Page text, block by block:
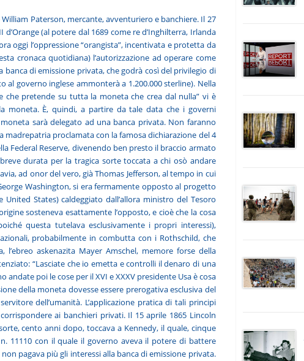
Paterson, mercante, avventuriero e banchiere. Il 27
(al potere dal 1689 come re d’Inghilterra, Irlanda
oggi l’oppressione “orangista”, incentivata e protetta da
cronaca quotidiana) l’autorizzazione ad operare come
banca di emissione privata, che godrà così del privilegio di
governo inglese ammonterà a 1.200.000 sterline). Nella
che pretende su tutta la moneta che crea dal nulla” vi è
moneta. È, quindi, a partire da tale data che i governi
sarà delegato ad una banca privata. Non faranno
madrepatria proclamata con la famosa dichiarazione del 4
Federal Reserve, divenendo ben presto il braccio armato
durata per la tragica sorte toccata a chi osò andare
ad onor del vero, già Thomas Jefferson, al tempo in cui
Washington, si era fermamente opposto al progetto
States) caldeggiato dall’allora ministro del Tesoro
sosteneva esattamente l’opposto, e cioè che la cosa
questa tutelava esclusivamente i propri interessi),
probabilmente in combutta con i Rothschild, che
askenazita Mayer Amschel, memore forse della
“Lasciate che io emetta e controlli il denaro di una
poi le cose per il XVI e XXXV presidente Usa è cosa
della moneta dovesse essere prerogativa esclusiva del
dell’umanità. L’applicazione pratica di tali principi
ai banchieri privati. Il 15 aprile 1865 Lincoln
cento anni dopo, toccava a Kennedy, il quale, cinque
11110 con il quale il governo aveva il potere di battere
pagava più gli interessi alla banca di emissione privata.